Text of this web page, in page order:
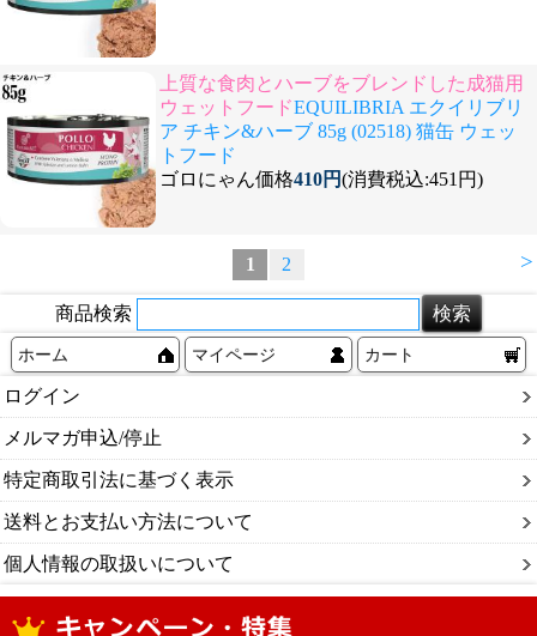
上質な食肉とハーブをブレンドした成猫用
ウェットフードEQUILIBRIA エクイリブリ
ア チキン&ハーブ 85g (02518) 猫缶 ウェッ
トフード
ゴロにゃん価格410円(消費税込:451円)
>
1 2
商品検索
ホーム マイページ カート
ログイン
メルマガ申込/停止
特定商取引法に基づく表示
送料とお支払い方法について
個人情報の取扱いについて